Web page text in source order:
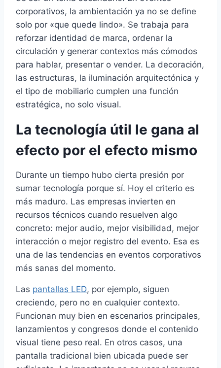
corporativos, la ambientación ya no se define
solo por «que quede lindo». Se trabaja para
reforzar identidad de marca, ordenar la
circulación y generar contextos más cómodos
para hablar, presentar o vender. La decoración,
las estructuras, la iluminación arquitectónica y
el tipo de mobiliario cumplen una función
estratégica, no solo visual.
La tecnología útil le gana al
efecto por el efecto mismo
Durante un tiempo hubo cierta presión por
sumar tecnología porque sí. Hoy el criterio es
más maduro. Las empresas invierten en
recursos técnicos cuando resuelven algo
concreto: mejor audio, mejor visibilidad, mejor
interacción o mejor registro del evento. Esa es
una de las tendencias en eventos corporativos
más sanas del momento.
Las pantallas LED, por ejemplo, siguen
creciendo, pero no en cualquier contexto.
Funcionan muy bien en escenarios principales,
lanzamientos y congresos donde el contenido
visual tiene peso real. En otros casos, una
pantalla tradicional bien ubicada puede ser